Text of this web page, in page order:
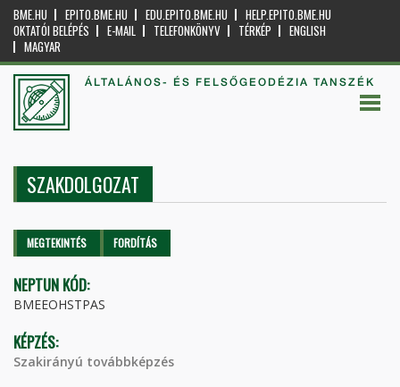
BME.HU EPITO.BME.HU EDU.EPITO.BME.HU
HELP.EPITO.BME.HU
OKTATÓI BELÉPÉS
E-MAIL TELEFONKÖNYV TÉRKÉP
ENGLISH
MAGYAR
ÁLTALÁNOS- ÉS FELSŐGEODÉZIA TANSZÉK
SZAKDOLGOZAT
Elsődleges fülek
MEGTEKINTÉS (AKTÍVFORDÍTÁS
NEPTUN KÓD:
BMEEOHSTPAS
KÉPZÉS:
Szakirányú továbbképzés